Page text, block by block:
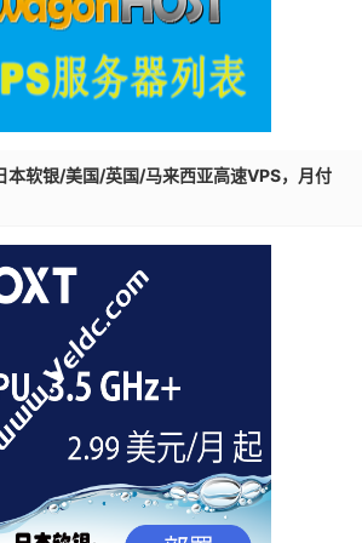
软银/美国/英国/马来西亚高速VPS，月付